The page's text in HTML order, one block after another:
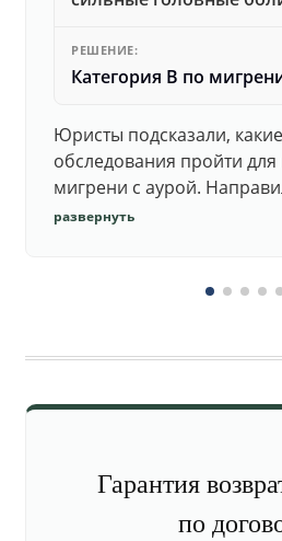
РЕШЕНИЕ:
Категория В по
Юристы подсказали,
обследования пройти
мигрени с аурой.
добились повторного
развернуть
Гарантия
по